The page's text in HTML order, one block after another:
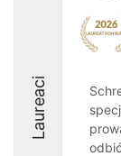
Laureaci